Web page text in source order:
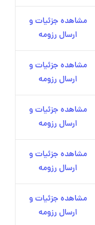
مشاهده جزئیات و
ارسال رزومه
مشاهده جزئیات و
ارسال رزومه
مشاهده جزئیات و
ارسال رزومه
مشاهده جزئیات و
ارسال رزومه
مشاهده جزئیات و
ارسال رزومه